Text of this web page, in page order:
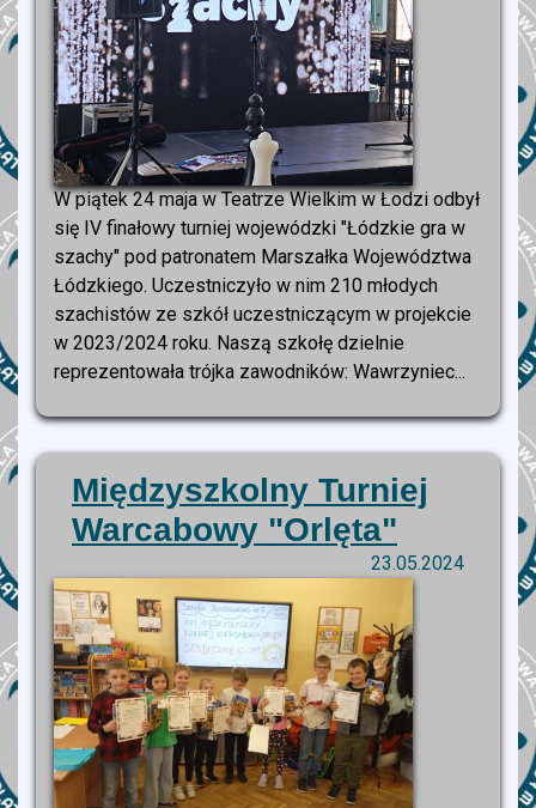
W piątek 24 maja w Teatrze Wielkim w Łodzi odbył
się IV finałowy turniej wojewódzki "Łódzkie gra w
szachy" pod patronatem Marszałka Województwa
Łódzkiego. Uczestniczyło w nim 210 młodych
szachistów ze szkół uczestniczącym w projekcie
w 2023/2024 roku. Naszą szkołę dzielnie
reprezentowała trójka zawodników: Wawrzyniec...
Międzyszkolny Turniej
Warcabowy "Orlęta"
23.05.2024